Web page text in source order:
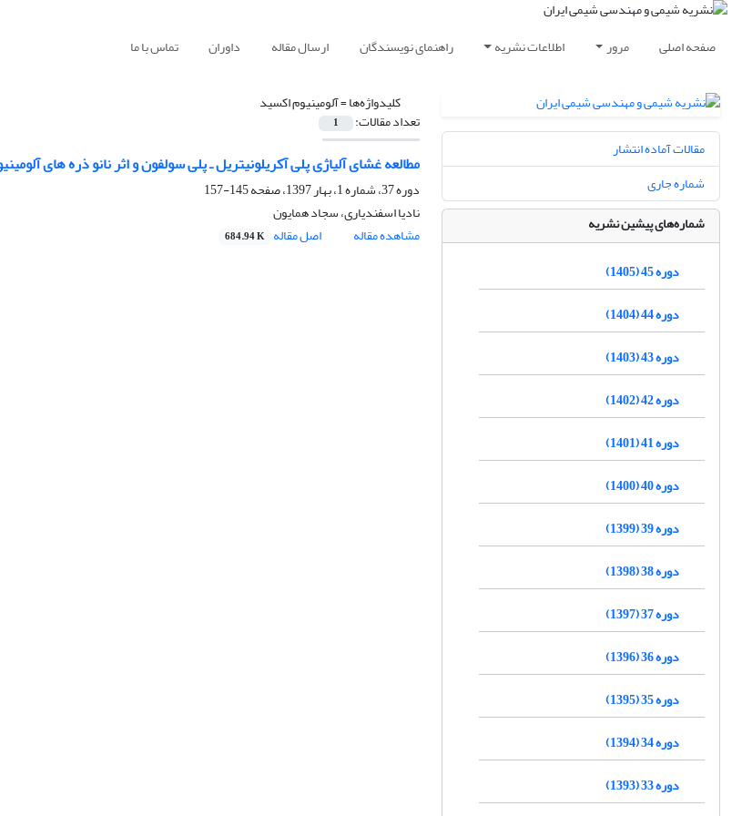
صفحه اصلی مرور اطلاعات نشریه راهنمای نویسندگان ارسال مقاله داوران تماس با ما
کلیدواژه‌ها =آلومینیوم اکسید
تعداد مقالات: 1
مطالعه غشای آلیاژی پلی آکریلونیتریل ـ پلی سولفون و اثر نانو ذره های
دوره 37، شماره 1، بهار 1397، صفحه
145-157
نادیا اسفندیاری، سجاد همایون
مشاهده مقاله
اصل مقاله 684.94 K
مقالات آماده انتشار
شماره جاری
شماره‌های پیشین نشریه
دوره 45 (1405)
دوره 44 (1404)
دوره 43 (1403)
دوره 42 (1402)
دوره 41 (1401)
دوره 40 (1400)
دوره 39 (1399)
دوره 38 (1398)
دوره 37 (1397)
دوره 36 (1396)
دوره 35 (1395)
دوره 34 (1394)
دوره 33 (1393)